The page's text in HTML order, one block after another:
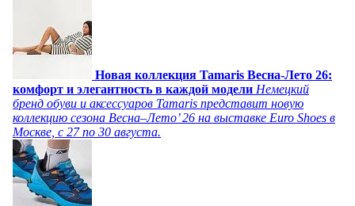
Новая коллекция Tamaris Весна-Лето 26:
комфорт и элегантность в каждой модели Немецкий
бренд обуви и аксессуаров Tamaris представит новую
коллекцию сезона Весна–Лето’ 26 на выставке Euro Shoes в
Москве, с 27 по 30 августа.